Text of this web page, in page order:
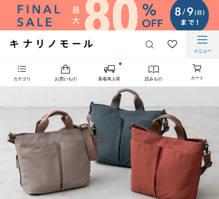
メニュー
カテゴリ お買いもの 新着再入荷 読みもの カート